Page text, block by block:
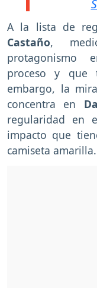
A la lista de
Castaño,
protagonismo
proceso y que
embargo, la
concentra en
regularidad en
impacto que
camiseta amarilla.